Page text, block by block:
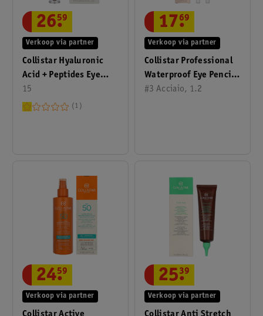
Collistar Hyaluronic
Acid + Peptides Eye
Contour 15 Ml
15
Verkoop via partner
26.
59
1
Collistar Professional
Waterproof Eye Pencil
1.2 Ml
#3 Acciaio, 1.2
Verkoop via partner
17.
69
Verkoop via partner
24.
59
Verkoop via partner
25.
39